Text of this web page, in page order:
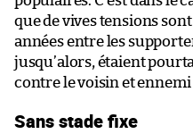
que de vives tensions
années entre les
jusqu’alors, étaient
contre le voisin et ennemi
Sans stade fixe